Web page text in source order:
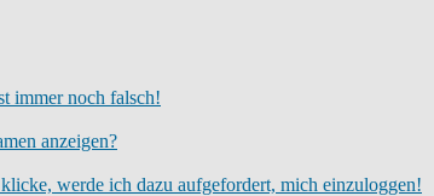
immer noch falsch!
anzeigen?
werde ich dazu aufgefordert, mich einzuloggen!